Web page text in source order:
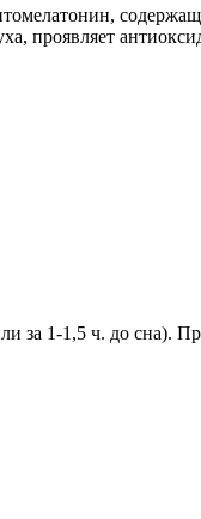
проявляет
за 1-1,5 ч. до сна).